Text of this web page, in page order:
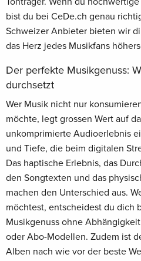
bist du bei CeDe.ch genau
Schweizer Anbieter bieten wir
das Herz jedes Musikfans
Der perfekte Musikgenuss:
durchsetzt
Wer Musik nicht nur
möchte, legt grossen Wert auf
unkomprimierte Audioerlebnis
und Tiefe, die beim digitalen
Das haptische Erlebnis, das
den Songtexten und das
machen den Unterschied aus.
möchtest, entscheidest du dich
Musikgenuss ohne
oder Abo-Modellen. Zudem ist
Alben nach wie vor der beste